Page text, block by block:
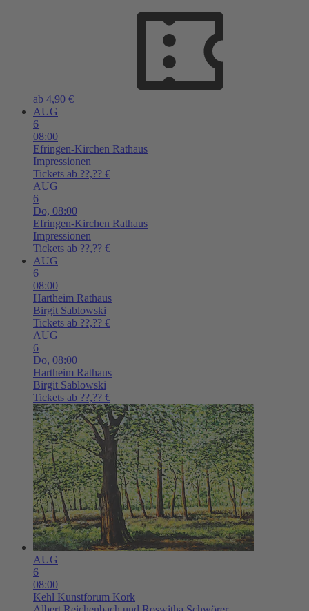
ab 4,90 €
AUG
6
08:00
Efringen-Kirchen Rathaus
Impressionen
Tickets ab ??,?? €
AUG
6
Do, 08:00
Efringen-Kirchen Rathaus
Impressionen
Tickets ab ??,?? €
AUG
6
08:00
Hartheim Rathaus
Birgit Sablowski
Tickets ab ??,?? €
AUG
6
Do, 08:00
Hartheim Rathaus
Birgit Sablowski
Tickets ab ??,?? €
AUG
6
08:00
Kehl Kunstforum Kork